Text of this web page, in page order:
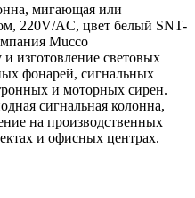
мигающая или
220V/AC, цвет белый SNT-
Mucco
и изготовление световых
фонарей, сигнальных
и моторных сирен.
сигнальная колонна,
на производственных
и офисных центрах.